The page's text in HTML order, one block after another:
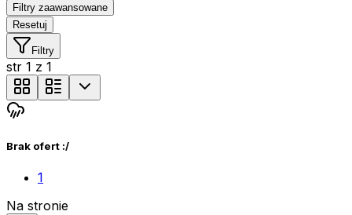
Filtry zaawansowane
Resetuj
Filtry
str 1 z 1
Brak ofert :/
1
Na stronie